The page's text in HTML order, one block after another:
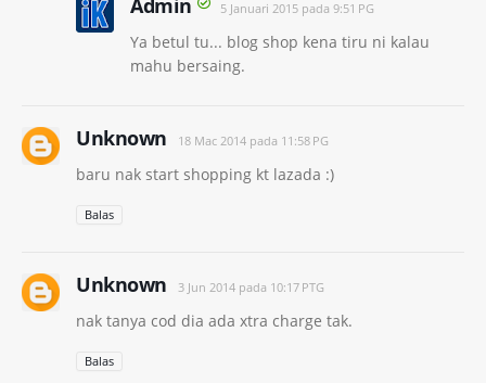
5 Januari 2015 pada 9:51 PG
Ya betul tu... blog shop kena tiru ni kalau
mahu bersaing.
Unknown 18 Mac 2014 pada 11:58 PG
baru nak start shopping kt lazada :)
Balas
Unknown 3 Jun 2014 pada 10:17 PTG
nak tanya cod dia ada xtra charge tak.
Balas